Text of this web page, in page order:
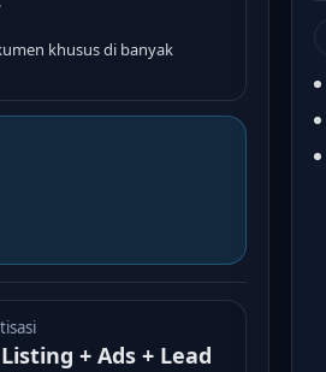
khusus di banyak
+ Ads + Lead